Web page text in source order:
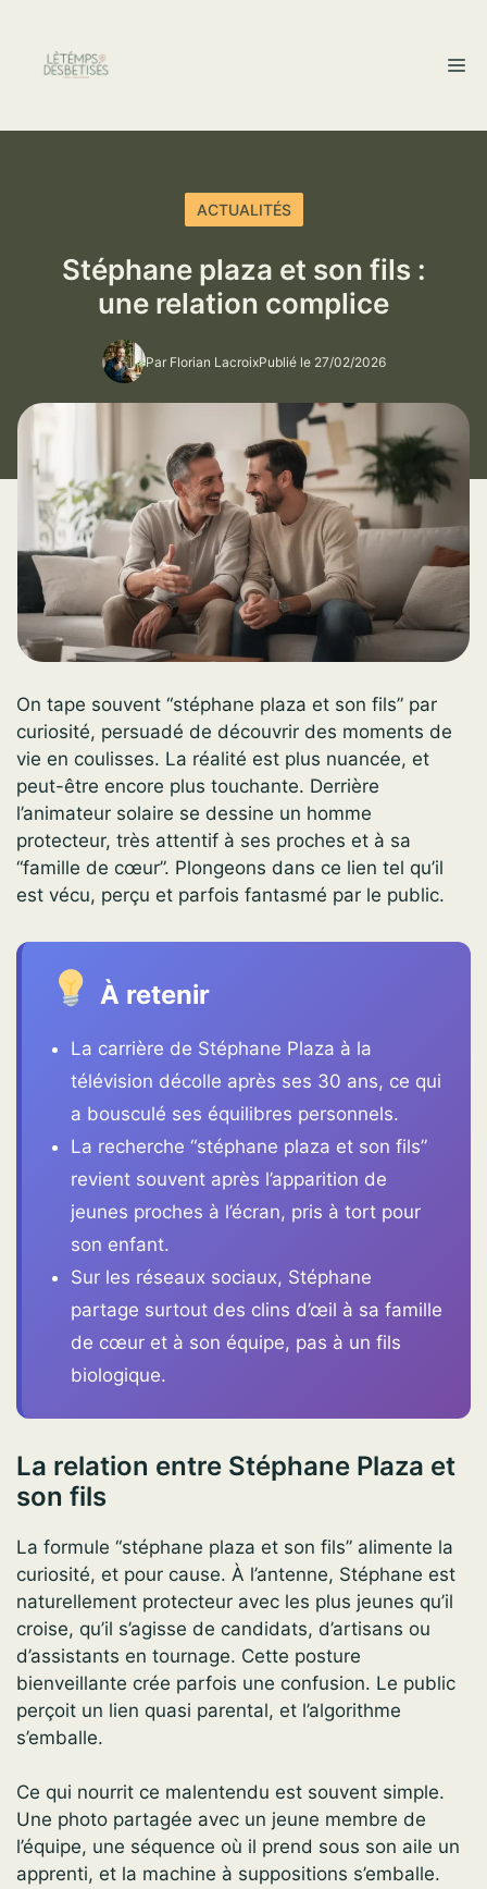
contenu
ACTUALITÉS
Stéphane plaza et son fils :
une relation complice
Par Florian LacroixPublié le 27/02/2026
On tape souvent “stéphane plaza et son fils” par
curiosité, persuadé de découvrir des moments de
vie en coulisses. La réalité est plus nuancée, et
peut-être encore plus touchante. Derrière
l’animateur solaire se dessine un homme
protecteur, très attentif à ses proches et à sa
“famille de cœur”. Plongeons dans ce lien tel qu’il
est vécu, perçu et parfois fantasmé par le public.
À retenir
La carrière de Stéphane Plaza à la
télévision décolle après ses 30 ans, ce qui
a bousculé ses équilibres personnels.
La recherche “stéphane plaza et son fils”
revient souvent après l’apparition de
jeunes proches à l’écran, pris à tort pour
son enfant.
Sur les réseaux sociaux, Stéphane
partage surtout des clins d’œil à sa famille
de cœur et à son équipe, pas à un fils
biologique.
La relation entre Stéphane Plaza et
son fils
La formule “stéphane plaza et son fils” alimente la
curiosité, et pour cause. À l’antenne, Stéphane est
naturellement protecteur avec les plus jeunes qu’il
croise, qu’il s’agisse de candidats, d’artisans ou
d’assistants en tournage. Cette posture
bienveillante crée parfois une confusion. Le public
perçoit un lien quasi parental, et l’algorithme
s’emballe.
Ce qui nourrit ce malentendu est souvent simple.
Une photo partagée avec un jeune membre de
l’équipe, une séquence où il prend sous son aile un
apprenti, et la machine à suppositions s’emballe.